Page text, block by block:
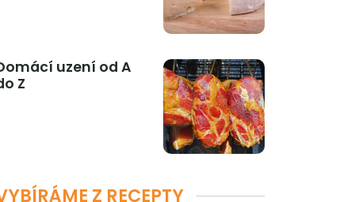
uzení od A
Z
Z RECEPTY